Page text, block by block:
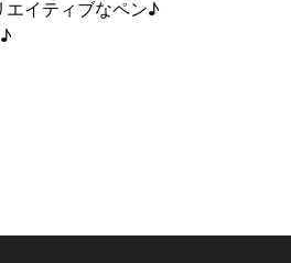
エイティブなペン♪